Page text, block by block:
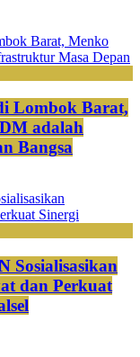
Lombok Barat,
adalah
Bangsa
Sosialisasikan
dan Perkuat